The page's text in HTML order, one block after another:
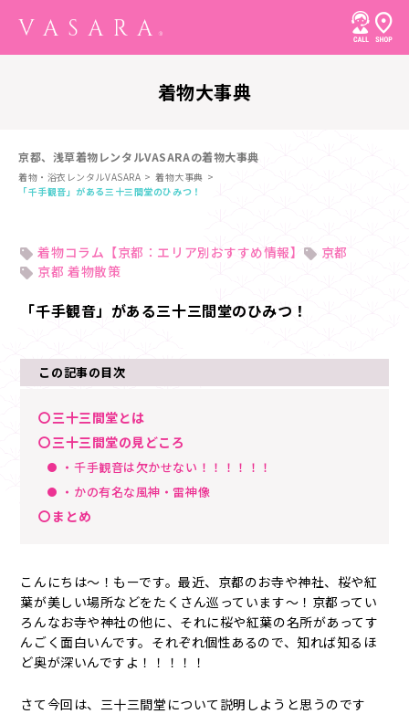
着物大事典
京都、浅草着物レンタルVASARAの着物大事典
着物・浴衣レンタルVASARA
着物大事典
「千手観音」がある三十三間堂のひみつ！
着物コラム【京都：エリア別おすすめ情報】
京都
京都 着物散策
「千手観音」がある三十三間堂のひみつ！
この記事の目次
〇三十三間堂とは
〇三十三間堂の見どころ
・千手観音は欠かせない！！！！！！
・かの有名な風神・雷神像
〇まとめ
こんにちは～！もーです。最近、京都のお寺や神社、桜や紅
葉が美しい場所などをたくさん巡っています～！京都ってい
ろんなお寺や神社の他に、それに桜や紅葉の名所があってす
んごく面白いんです。それぞれ個性あるので、知れば知るほ
ど奥が深いんですよ！！！！！
さて今回は、三十三間堂について説明しようと思うのです